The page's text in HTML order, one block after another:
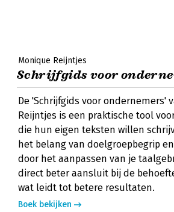
Monique Reijntjes
Schrijfgids voor
De 'Schrijfgids voor ondernemers'
Reijntjes is een praktische tool
die hun eigen teksten willen
het belang van doelgroepbegrip
door het aanpassen van je
direct beter aansluit bij de
wat leidt tot betere resultaten.
Boek bekijken